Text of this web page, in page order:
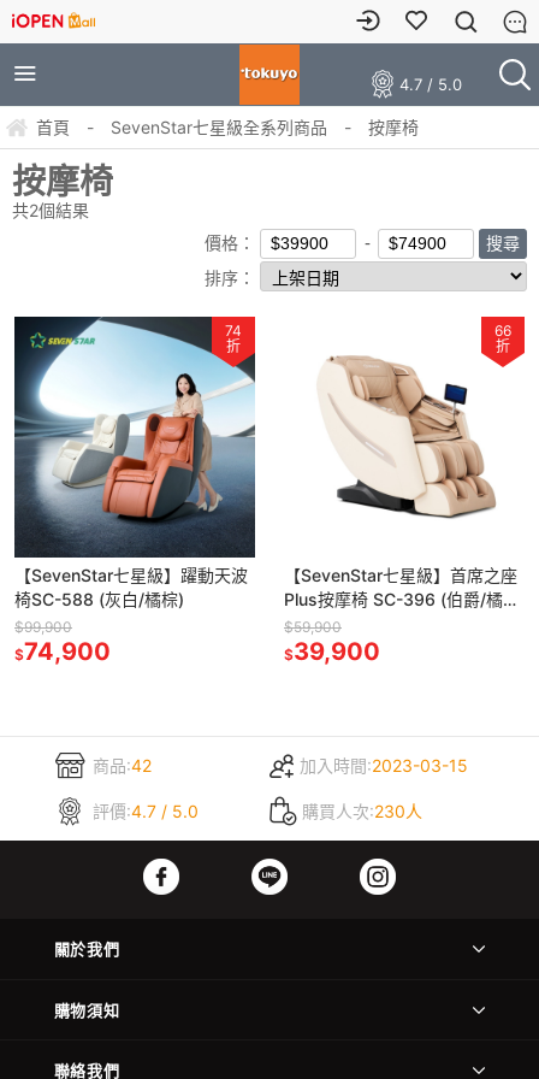
4.7 / 5.0
首頁 - SevenStar七星級全系列商品 - 按摩椅
按摩椅
共2個結果
價格：
排序：
74
折
【SevenStar七星級】躍動天波
椅SC-588 (灰白/橘棕)
$99,900
$74,900
66
折
【SevenStar七星級】首席之座
Plus按摩椅 SC-396 (伯爵/橘
棕)
$59,900
$39,900
商品:42 加入時間:2023-03-15
評價:4.7 / 5.0 購買人次:230人
關於我們
購物須知
聯絡我們